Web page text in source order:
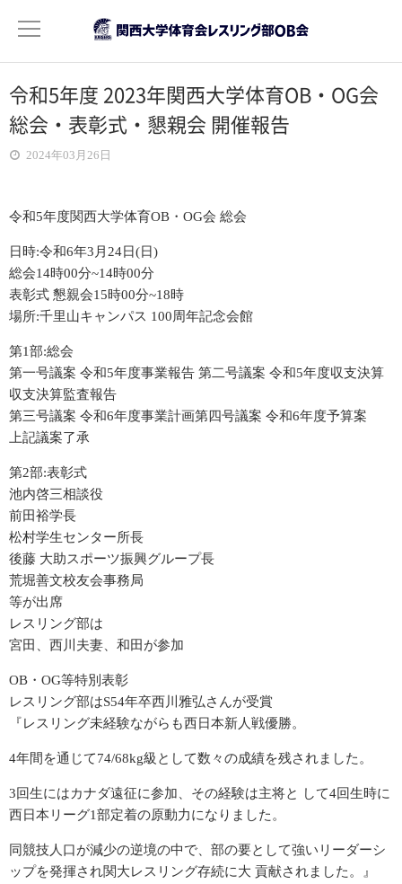
OB会について
ご挨拶
会費について
年次活動報告
2022年度分
2021年度分
2020年度分
2019年度分
2018年度分
栄光の記録
60周年記念誌
50周年記念誌
お知らせ(直近)
令和5年度 2023年関西大学体育OB・OG会
総会・表彰式・懇親会 開催報告
2024年03月26日
令和5年度関西大学体育OB・OG会 総会
日時:令和6年3月24日(日)
総会14時00分~14時00分
表彰式 懇親会15時00分~18時
場所:千里山キャンパス 100周年記念会館
第1部:総会
第一号議案 令和5年度事業報告 第二号議案 令和5年度収支決算
収支決算監査報告
第三号議案 令和6年度事業計画第四号議案 令和6年度予算案
上記議案了承
第2部:表彰式
池内啓三相談役
前田裕学長
松村学生センター所長
後藤 大助スポーツ振興グループ長
荒堀善文校友会事務局
等が出席
レスリング部は
宮田、西川夫妻、和田が参加
OB・OG等特別表彰
レスリング部はS54年卒西川雅弘さんが受賞
『レスリング未経験ながらも西日本新人戦優勝。
4年間を通じて74/68kg級として数々の成績を残されました。
3回生にはカナダ遠征に参加、その経験は主将と して4回生時に
西日本リーグ1部定着の原動力になりました。
同競技人口が減少の逆境の中で、部の要として強いリーダーシ
ップを発揮され関大レスリング存続に大 貢献されました。』